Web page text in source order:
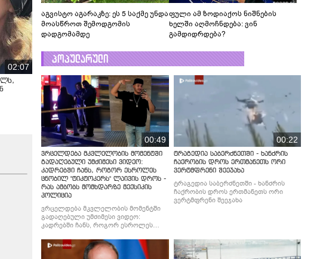
02:07
აგვისტო აგარაკზე: ეს 5 საქმე უნდა
მოასწროთ შემოდგომის
დადგომამდე
ფული ამ ზოდიაქოს ნიშნების
ხელში აღმოჩნდება: ვინ
გამდიდრდება?
პოპულარული
00:49
ვრცელდება მკვლელობის მომენტში
გადაღებული უმძიმესი ვიდეო:
კადრებში ჩანს, როგორ ესროლეს
ცნობილ "ტიკტოკერს" ლაივის დროს -
რას ამბობს მომხდარზე მექსიკის
პოლიცია
ვრცელდება მკვლელობის მომენტში
გადაღებული უმძიმესი ვიდეო:
კადრებში ჩანს, როგორ ესროლეს
რას ამბობს მომხდარზე მექსიკის
პოლიცია
00:22
ტრაგედია საბერძნეთში - ხანძრის
ჩაქრობის დროს ერთმანეთს ორი
ვერტმფრენი შეეჯახა
ტრაგედია საბერძნეთში - ხანძრის
ჩაქრობის დროს ერთმანეთს ორი
ვერტმფრენი შეეჯახა